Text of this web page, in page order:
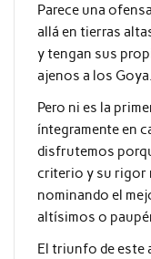
Parece una
allá en tierras
y tengan sus
ajenos a los Goya.
Pero ni es la
íntegramente en
disfrutemos
criterio y su rigor
nominando el
altísimos o
El triunfo de este